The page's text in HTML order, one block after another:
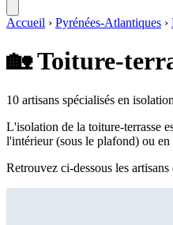
Accueil › Pyrénées-Atlantiques ›
🏡 Toiture-
10 artisans spécialisés en
L'isolation de la toiture-terrasse
l'intérieur (sous le plafond) ou
Retrouvez ci-dessous les